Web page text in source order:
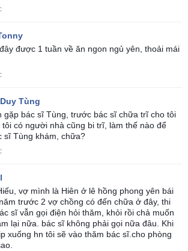
được 1 tuần về ăn ngon ngủ yên, thoải mái
Tùng
gặp bác sĩ Tùng, trước bác sĩ chữa trĩ cho tôi
tôi có người nhà cũng bi trĩ, làm thế nào để
sĩ Tùng khám, chữa?
vợ mình là Hiên ở lê hồng phong yên bái
trước 2 vợ chồng có đến chữa ở đây, thi
sĩ vẫn gọi điện hỏi thăm, khỏi rồi chả muốn
lại nữa. bác sĩ không phải gọi nữa đâu. Khi
xuống hn tôi sẽ vào thăm bác sĩ.cho phòng